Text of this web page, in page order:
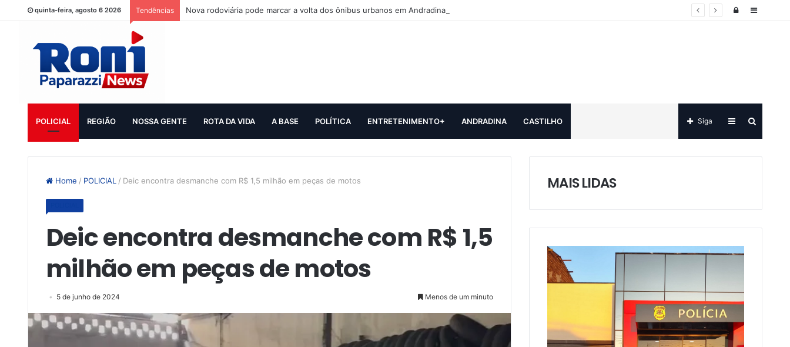
quinta-feira, agosto 6 2026 Tendências Nova rodoviária pode marcar a volta dos ônibus urbanos em Andradina Sidebar
Log
POLICIAL REGIÃO NOSSA GENTE ROTA DA VIDA A BASE POLÍTICA ENTRETENIMENTO+ ANDRADINA CASTILHO
por
Sidebar
Siga
Home / POLICIAL / Deic encontra desmanche com R$ 1,5 milhão em peças de motos
Deic encontra desmanche com R$ 1,5
milhão em peças de motos
5 de junho de 2024 Menos de um minuto
MAIS LIDAS